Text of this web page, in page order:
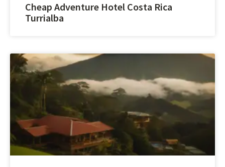
Cheap Adventure Hotel Costa Rica
Turrialba